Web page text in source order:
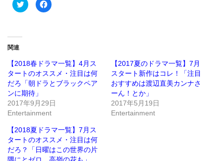
ク
リ
(新
し
い
ウ
ィ
ン
ド
ウ
で
開
ま
す)
Facebook
で
ッ
ク
し
て
く
い
(新
し
ウ
ィ
ン
ド
ウ
で
関連
【2018春ドラマ一覧】4月ス
タートのオススメ・注目は何
だろ「朝ドラとブラックペア
ンに期待」
2017年9月29日
Entertainment
【2017夏のドラマ一覧】7月
スタート新作はコレ！「注目
おすすめは渡辺直美カンナさ
ーん！とか」
2017年5月19日
Entertainment
【2018夏ドラマ一覧】7月ス
タートのオススメ・注目は何
だろ？「日曜はこの世界の片